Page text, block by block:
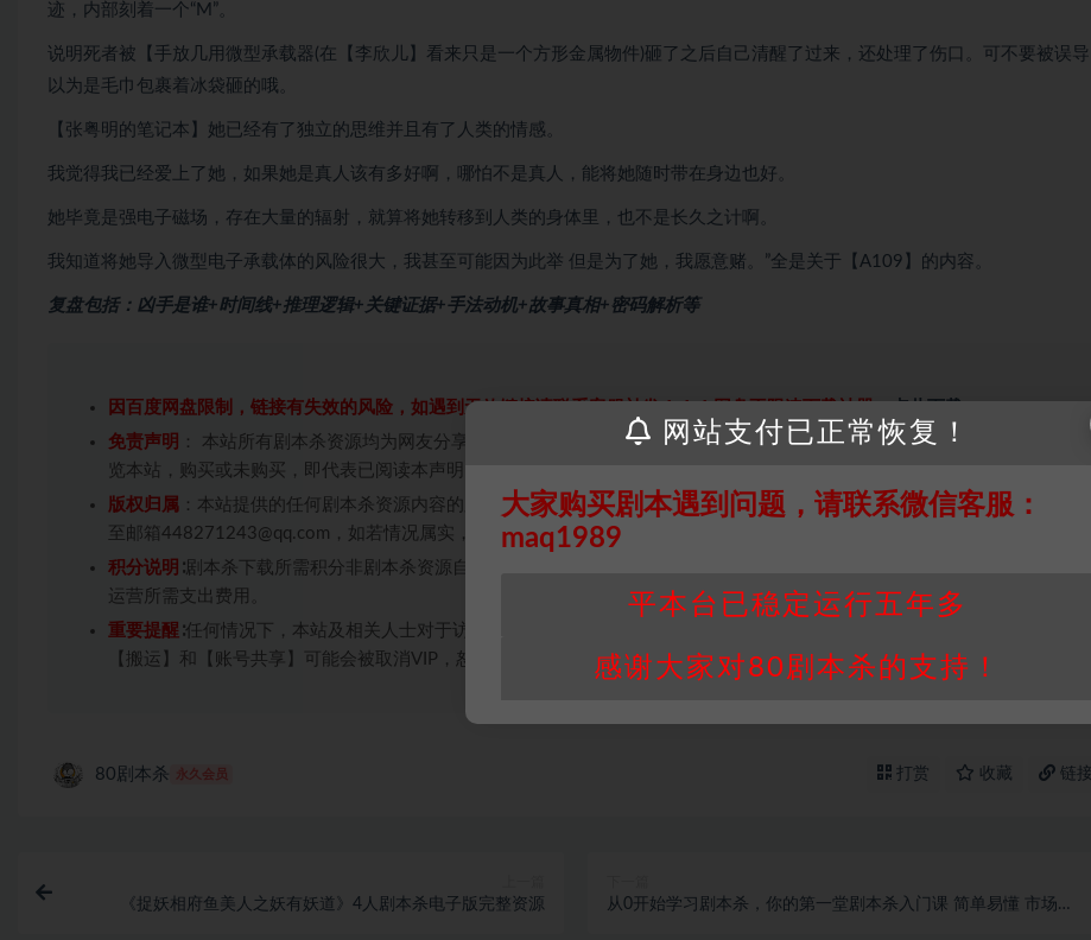
迹，内部刻着一个“M”。
说明死者被【手放几用微型承载器(在【李欣儿】看来只是一个方形金属物件)砸了之后自己清醒了过来，还处理了伤口。可不要被误导
以为是毛巾包裹着冰袋砸的哦。
【张粤明的笔记本】她已经有了独立的思维并且有了人类的情感。
我觉得我已经爱上了她，如果她是真人该有多好啊，哪怕不是真人，能将她随时带在身边也好。
她毕竟是强电子磁场，存在大量的辐射，就算将她转移到人类的身体里，也不是长久之计啊。
我知道将她导入微型电子承载体的风险很大，我甚至可能因为此举 但是为了她，我愿意赌。”全是关于【A109】的内容。
复盘包括：凶手是谁+时间线+推理逻辑+关键证据+手法动机+故事真相+密码解析等
因百度网盘限制，链接有失效的风险，如遇到无效链接请联系客服补发！！！网盘不限速下载神器→
免责声明 ： 本站所有剧本杀资源均为网友分享投稿+个人整理而来，仅供学习研究使用，请勿用于商业用途!任何人访问、浏
览本站，购买或未购买，即代表已阅读本声明，理解并同意受本条约约束，并遵守所有适用的法律法规。
版权归属 ：本站提供的任何剧本杀资源内容的版权均属于机关版权或权利人。如有侵权，请发邮件通知并提供相关证实资料
至邮箱448271243@qq.com，如若情况属实，我们将会在三天内下架相关剧本攻略。
积分说明 ∶剧本杀下载所需积分非剧本杀资源自身价值，本站积分为本站收取的赞助费，用于本站整理资料的时间成本及网站
运营所需支出费用。
重要提醒 ∶任何情况下，本站及相关人士对于访问或购买使用引起的任何行为和纠纷，本站概不承担任何责任。未经许可的
【搬运】和【账号共享】可能会被取消VIP，恕不另行通知！
80剧本杀 永久会员 打赏 收藏 链接
《捉妖相府鱼美人之妖有妖道》4人剧本杀电子版完整资源
从0开始学习剧本杀，你的第一堂剧本杀入门课 简单易懂 市场需
网站支付已正常恢复！
大家购买剧本遇到问题，请联系微信客服：
maq1989
平本台已稳定运行五年多
感谢大家对80剧本杀的支持！